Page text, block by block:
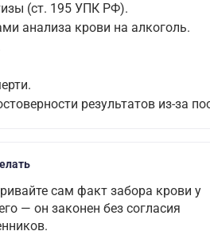
(ст. 195 УПК РФ).
анализа крови на алкоголь.
результатов из-за
сам факт забора крови у
— он законен без согласия